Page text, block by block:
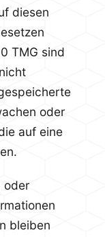
diesen
TMG sind
oder
auf eine
oder
bleiben